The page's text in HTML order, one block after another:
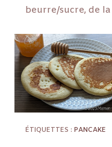
beurre/sucre, de
ÉTIQUETTES :PANCAKE